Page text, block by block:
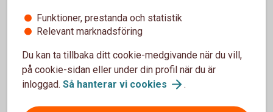
Programuppdatering av
telefon och surfplatta
För att appen ska fungera behöver du ha en
Funktioner, prestanda och statistik
Relevant marknadsföring
Du kan ta tillbaka ditt cookie-medgivande när du vill,
på cookie-sidan eller under din profil när du är
inloggad. Så hanterar vi cookies .